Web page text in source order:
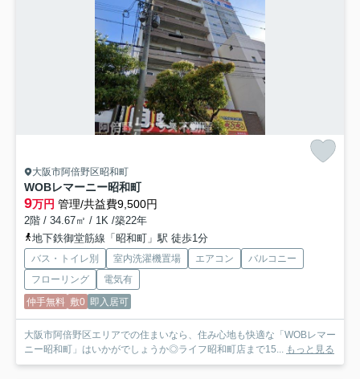
大阪市阿倍野区昭和町
WOBレマーニー昭和町
9万円 管理/共益費9,500円
2階 / 34.67㎡ / 1K /築22年
地下鉄御堂筋線「昭和町」駅 徒歩1分
バス・トイレ別 室内洗濯機置場 エアコン
バルコニー
フローリング
電気有
仲手無料 敷0 即入居可
大阪市阿倍野区エリアでの住まいなら、住み心地も快適な「WOBレマー
ニー昭和町」はいかがでしょうか◎ライフ昭和町店まで15... もっと見る